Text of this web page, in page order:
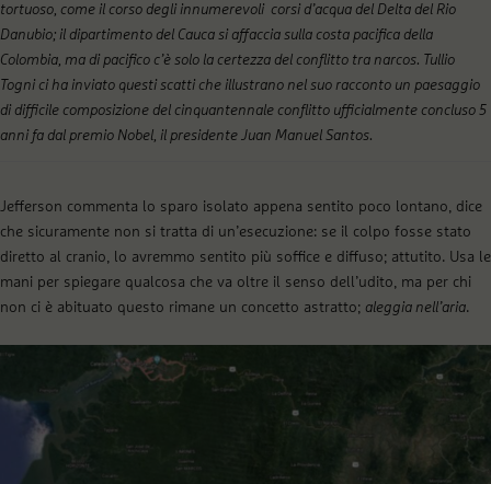
tortuoso, come il corso degli innumerevoli corsi d’acqua del Delta del Rio
Danubio; il dipartimento del Cauca si affaccia sulla costa pacifica della
Colombia, ma di pacifico c’è solo la certezza del conflitto tra narcos. Tullio
Togni ci ha inviato questi scatti che illustrano nel suo racconto un paesaggio
di difficile composizione del cinquantennale conflitto ufficialmente concluso 5
anni fa dal premio Nobel, il presidente Juan Manuel Santos.
Jefferson commenta lo sparo isolato appena sentito poco lontano, dice
che sicuramente non si tratta di un’esecuzione: se il colpo fosse stato
diretto al cranio, lo avremmo sentito più soffice e diffuso; attutito. Usa le
mani per spiegare qualcosa che va oltre il senso dell’udito, ma per chi
non ci è abituato questo rimane un concetto astratto; aleggia nell’aria.